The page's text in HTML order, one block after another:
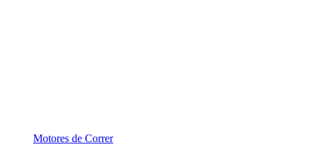
Motores de Correr